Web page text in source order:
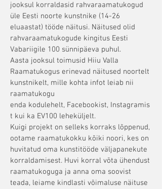
jooksul korraldasid rahvaraamatukogud
üle Eesti noorte kunstnike (14-26
eluaastat) tööde näitusi. Näitused olid
rahvaraamatukogude kingitus Eesti
Vabariigile 100 sünnipäeva puhul.
Aasta jooksul toimusid Hiiu Valla
Raamatukogus erinevad näitused noortelt
kunstnikelt, mille kohta infot leiab nii
raamatukogu
enda kodulehelt, Facebookist, Instagramis
t kui ka EV100 leheküljelt.
Kuigi projekt on selleks korraks lõppenud,
ootame raamatukokku kõiki noori, kes on
huvitatud oma kunstitööde väljapanekute
korraldamisest. Huvi korral võta ühendust
raamatukoguga ja anna oma soovist
teada, leiame kindlasti võimaluse näituse